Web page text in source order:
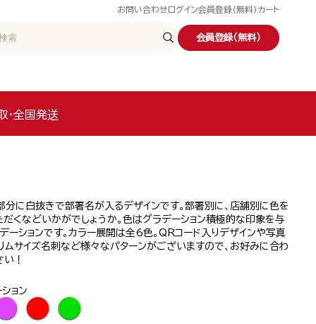
お問い合わせ ログイン会員登録（無料） カート
会員登録（無料）
・全国発送
に白抜きで部署名が入るデザインです。部署別に、店舗別に色を
くなどいかがでしょうか。色はグラデーション積極的な印象を与
ーションです。カラー展開は全6色。QRコード入りデザインや写真
ムサイズ名刺など様々なパターンがございますので、お好みに合わ
！
ョン
● ●